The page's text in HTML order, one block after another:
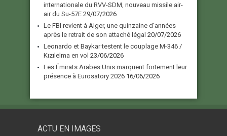
internationale du RVV-SDM, nouveau missile air-
air du Su-57E 29/07/2026
Le FBI revient à Alger, une quinzaine d’années
après le retrait de son attaché légal 20/07/2026
Leonardo et Baykar testent le couplage M-346 /
Kızılelma en vol 23/06/2026
Les Émirats Arabes Unis marquent fortement leur
présence à Eurosatory 2026 16/06/2026
ACTU EN IMAGES